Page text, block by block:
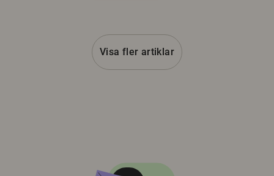
Visa fler artiklar